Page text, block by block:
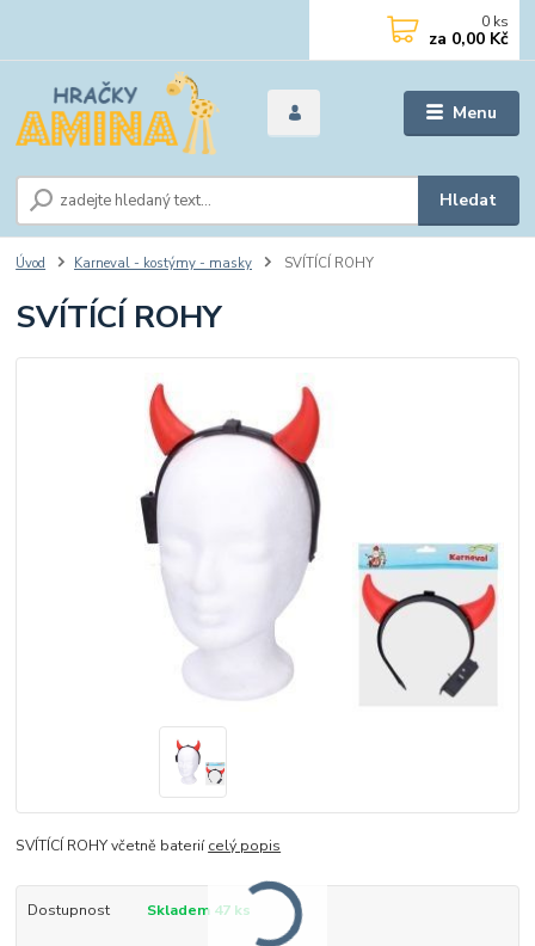
Menu
Hledat
0 ks
za 0,00 Kč
Úvod Karneval - kostýmy - masky SVÍTÍCÍ ROHY
SVÍTÍCÍ ROHY
SVÍTÍCÍ ROHY včetně bateriícelý popis
Dostupnost Skladem 47 ks